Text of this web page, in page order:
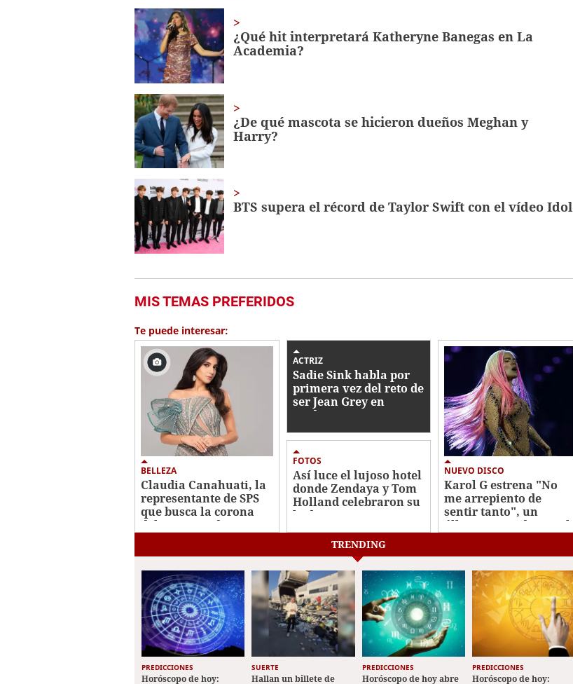
1
minute,
56
secondsVolume
0%
¿Qué hit interpretará Katheryne Banegas en La
Academia?
¿De qué mascota se hicieron dueños Meghan y
Harry?
BTS supera el récord de Taylor Swift con el vídeo Idol
MIS TEMAS PREFERIDOS
Te puede interesar:
BELLEZA
Claudia Canahuati, la
representante de SPS
que busca la corona
del Miss Honduras
ACTRIZ
Sadie Sink habla por
primera vez del reto de
ser Jean Grey en
Spider-Man
FOTOS
Así luce el lujoso hotel
donde Zendaya y Tom
Holland celebraron su
boda
NUEVO DISCO
Karol G estrena "No
me arrepiento de
sentir tanto", un
álbum marcado por el
TRENDING
PREDICCIONES
Horóscopo de hoy:
SUERTE
Hallan un billete de
PREDICCIONES
Horóscopo de hoy abre
PREDICCIONES
Horóscopo de hoy: